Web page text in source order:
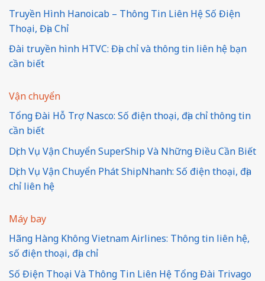
Truyền Hình Hanoicab – Thông Tin Liên Hệ Số Điện
Thoại, Địa Chỉ
Đài truyền hình HTVC: Địa chỉ và thông tin liên hệ bạn
cần biết
Vận chuyển
Tổng Đài Hỗ Trợ Nasco: Số điện thoại, địa chỉ thông tin
cần biết
Dịch Vụ Vận Chuyển SuperShip Và Những Điều Cần Biết
Dịch Vụ Vận Chuyển Phát ShipNhanh: Số điện thoại, địa
chỉ liên hệ
Máy bay
Hãng Hàng Không Vietnam Airlines: Thông tin liên hệ,
số điện thoại, địa chỉ
Số Điện Thoại Và Thông Tin Liên Hệ Tổng Đài Trivago